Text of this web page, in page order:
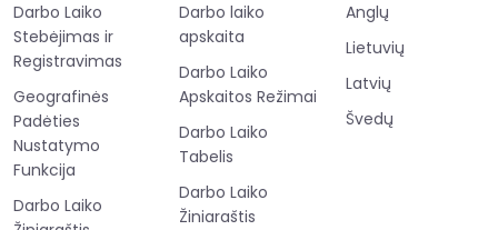
Darbo Laiko
Stebėjimas ir
Registravimas
Geografinės
Padėties
Nustatymo
Funkcija
Darbo Laiko
Darbo laiko
apskaita
Darbo Laiko
Apskaitos Režimai
Darbo Laiko
Tabelis
Darbo Laiko
Žiniaraštis
Anglų
Lietuvių
Latvių
Švedų